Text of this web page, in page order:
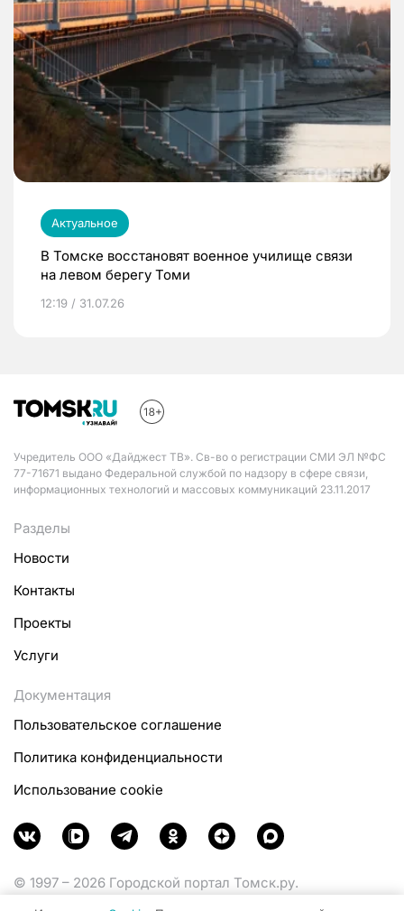
Актуальное
В Томске восстановят военное училище связи
на левом берегу Томи
12:19 / 31.07.26
Учредитель ООО «Дайджест ТВ». Св-во о регистрации СМИ ЭЛ №ФС
77-71671 выдано Федеральной службой по надзору в сфере связи,
информационных технологий и массовых коммуникаций 23.11.2017
Разделы
Новости
Контакты
Проекты
Услуги
Документация
Пользовательское соглашение
Политика конфиденциальности
Использование cookie
© 1997 – 2026 Городской портал Томск.ру.